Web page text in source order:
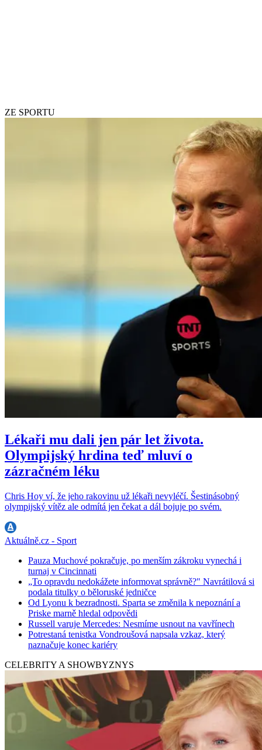
ZE SPORTU
Lékaři mu dali jen pár let života.
Olympijský hrdina teď mluví o
zázračném léku
Chris Hoy ví, že jeho rakovinu už lékaři nevyléčí. Šestinásobný
olympijský vítěz ale odmítá jen čekat a dál bojuje po svém.
Aktuálně.cz - Sport
Pauza Muchové pokračuje, po menším zákroku vynechá i
turnaj v Cincinnati
„To opravdu nedokážete informovat správně?" Navrátilová si
podala titulky o běloruské jedničce
Od Lyonu k bezradnosti. Sparta se změnila k nepoznání a
Priske marně hledal odpovědi
Russell varuje Mercedes: Nesmíme usnout na vavřínech
Potrestaná tenistka Vondroušová napsala vzkaz, který
naznačuje konec kariéry
CELEBRITY A SHOWBYZNYS